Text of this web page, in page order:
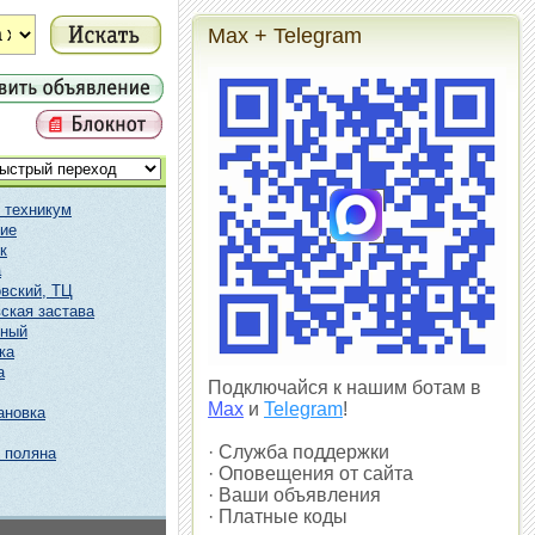
ТЦ
застава
Max + Telegram
Подключайся к нашим ботам в
Max и Telegram!
· Служба поддержки
· Оповещения от сайта
· Ваши объявления
· Платные коды